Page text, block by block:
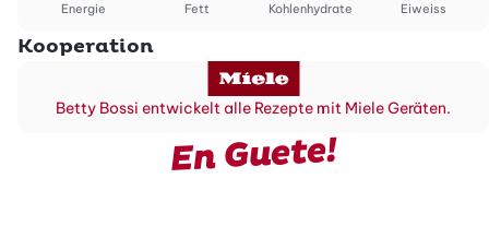
Energie Fett Kohlenhydrate Eiweiss
Kooperation
Betty Bossi entwickelt alle Rezepte mit Miele Geräten.
En Guete!